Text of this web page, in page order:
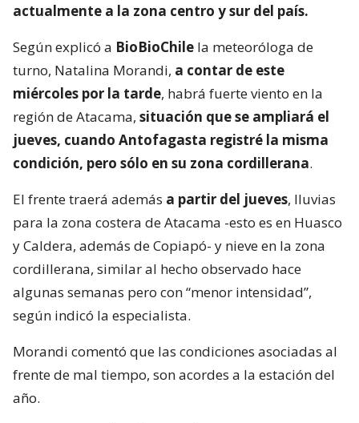
actualmente a la zona centro y sur del país.
Según explicó a BioBioChile la meteoróloga de
turno, Natalina Morandi, a contar de este
miércoles por la tarde, habrá fuerte viento en la
región de Atacama, situación que se ampliará el
jueves, cuando Antofagasta registré la misma
condición, pero sólo en su zona cordillerana.
El frente traerá además a partir del jueves, lluvias
para la zona costera de Atacama -esto es en Huasco
y Caldera, además de Copiapó- y nieve en la zona
cordillerana, similar al hecho observado hace
algunas semanas pero con “menor intensidad”,
según indicó la especialista.
Morandi comentó que las condiciones asociadas al
frente de mal tiempo, son acordes a la estación del
año.